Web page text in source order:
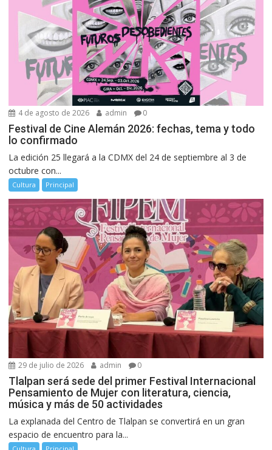
4 de agosto de 2026 admin 0
Festival de Cine Alemán 2026: fechas, tema y todo
lo confirmado
La edición 25 llegará a la CDMX del 24 de septiembre al 3 de
octubre con...
Cultura Principal
29 de julio de 2026 admin 0
Tlalpan será sede del primer Festival Internacional
Pensamiento de Mujer con literatura, ciencia,
música y más de 50 actividades
La explanada del Centro de Tlalpan se convertirá en un gran
espacio de encuentro para la...